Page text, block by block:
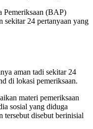
Pemeriksaan (BAP)
sekitar 24 pertanyaan yang
aman tadi sekitar 24
di lokasi pemeriksaan.
materi pemeriksaan
sosial yang diduga
tersebut disebut berinisial